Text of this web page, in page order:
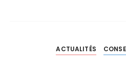
ACTUALITÉS